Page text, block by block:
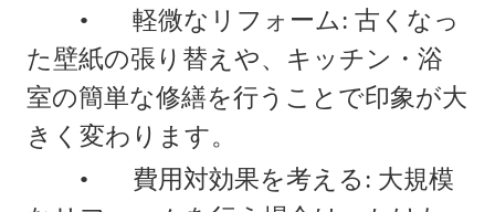
•
軽微なリフォーム: 古くなっ
た壁紙の張り替えや、キッチン・浴
室の簡単な修繕を行うことで印象が大
きく変わります。
•
費用対効果を考える: 大規模